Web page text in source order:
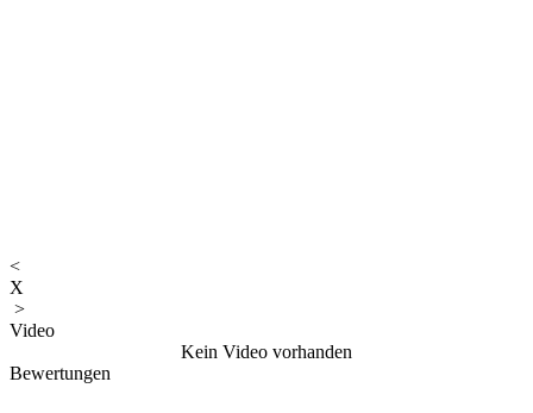
<
X
>
Video
Kein Video vorhanden
Bewertungen